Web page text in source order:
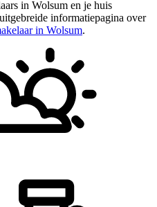
in Wolsum en je huis
informatiepagina over
in Wolsum.